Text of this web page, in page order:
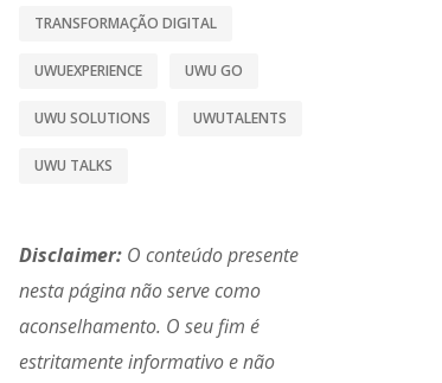
TRANSFORMAÇÃO DIGITAL
UWUEXPERIENCE UWU GO
UWU SOLUTIONS UWUTALENTS
UWU TALKS
Disclaimer: O conteúdo presente
nesta página não serve como
aconselhamento. O seu fim é
estritamente informativo e não